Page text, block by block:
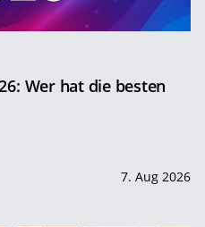
Wer hat die besten
7. Aug 2026